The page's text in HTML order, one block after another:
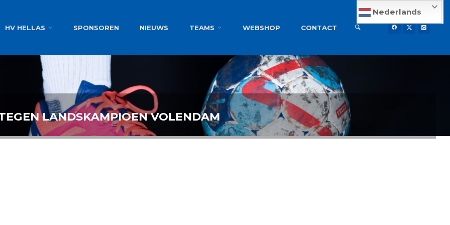
HV HELLAS SPONSOREN NIEUWS TEAMS WEBSHOP CONTACT
Nederlands
LANDSKAMPIOEN VOLENDAM